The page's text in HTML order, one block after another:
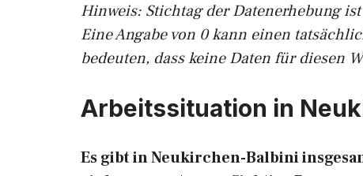
Hinweis: Stichtag der Datenerhebung
Eine Angabe von 0 kann einen
bedeuten, dass keine Daten für diesen
Arbeitssituation in
Es gibt in Neukirchen-Balbini